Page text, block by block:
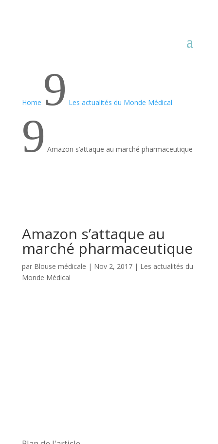
Home 9 Les actualités du Monde Médical
9 Amazon s’attaque au marché pharmaceutique
Amazon s’attaque au
marché pharmaceutique
par Blouse médicale | Nov 2, 2017| Les actualités du
Monde Médical